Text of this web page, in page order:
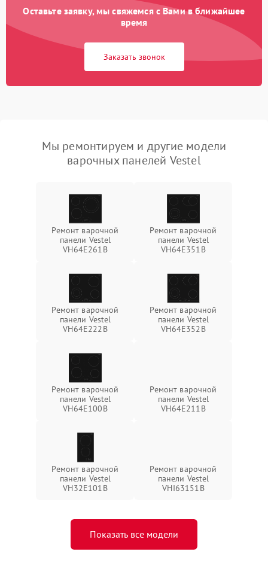
Оставьте заявку, мы свяжемся с Вами в ближайшее
время
Заказать звонок
Мы ремонтируем и другие модели
варочных панелей Vestel
Ремонт варочной
панели Vestel
VH64E261B
Ремонт варочной
панели Vestel
VH64E351B
Ремонт варочной
панели Vestel
VH64E222B
Ремонт варочной
панели Vestel
VH64E352B
Ремонт варочной
панели Vestel
VH64E100B
Ремонт варочной
панели Vestel
VH64E211B
Ремонт варочной
панели Vestel
VH32E101B
Ремонт варочной
панели Vestel
VHI63151B
Показать все модели